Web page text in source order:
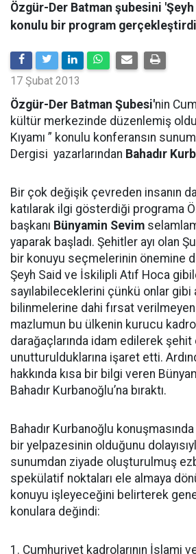
Özgür-Der Batman şubesini 'Şeyh
konulu bir program
17 Şubat 2013
Özgür-Der Batman Şubesi'nin
kültür merkezinde düzenlemiş
Kıyamı ” konulu konferansın
Dergisi yazarlarından Bahadır
Bir çok değişik çevreden insanın
katılarak ilgi gösterdiği programa
başkanı Bünyamin Sevim
yaparak başladı. Şehitler ayı olan
bir konuyu seçmelerinin önemine
Şeyh Said ve İskilipli Atıf Hoca
sayılabileceklerini çünkü onlar gibi
bilinmelerine dahi fırsat
mazlumun bu ülkenin kurucu
darağaçlarında idam edilerek
unutturulduklarına işaret etti.
hakkında kısa bir bilgi veren
Bahadır Kurbanoğlu’na bıraktı.
Bahadır Kurbanoğlu
bir yelpazesinin olduğunu
sunumdan ziyade oluşturulmuş
spekülatif noktaları ele almaya
konuyu işleyeceğini belirterek
konulara değindi:
1. Cumhuriyet kadrolarının İslami